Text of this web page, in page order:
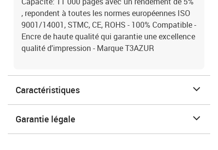
, repondent à toutes les normes européennes ISO
9001/14001, STMC, CE, ROHS - 100% Compatible -
Encre de haute qualité qui garantie une excellence
qualité d'impression - Marque T3AZUR
Caractéristiques
Garantie légale